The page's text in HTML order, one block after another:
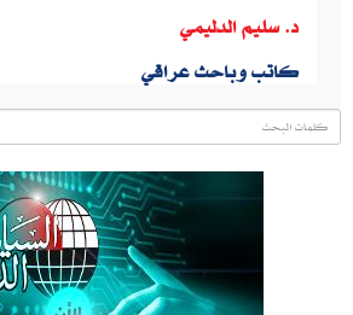
د. سليم الدليمي
كاتب وباحث عراقي